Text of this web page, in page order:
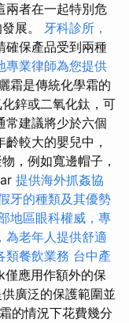
兩者在一起特別危
展。 牙科診所，
確保產品受到兩種
專業律師為您提供
霜是傳統化學霜的
鋅或二氧化鈦，可
常建議將少於六個
較大的嬰兒中，
，例如寬邊帽子，
提供海外抓姦協
牙的種類及其優勢
地區眼科權威，專
為老年人提供舒適
類餐飲業務 台中產
僅應用作額外的保
廣泛的保護範圍並
的情況下花費幾分